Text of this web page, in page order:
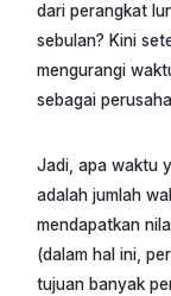
dari perangkat
sebulan? Kini
mengurangi
sebagai
Jadi, apa waktu
adalah jumlah
mendapatkan
(dalam hal ini,
tujuan banyak